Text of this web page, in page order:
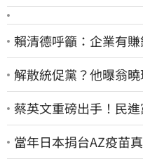
賴清德呼籲：企業有
解散統促黨？他曝翁
蔡英文重磅出手！民
當年日本捐台AZ疫苗